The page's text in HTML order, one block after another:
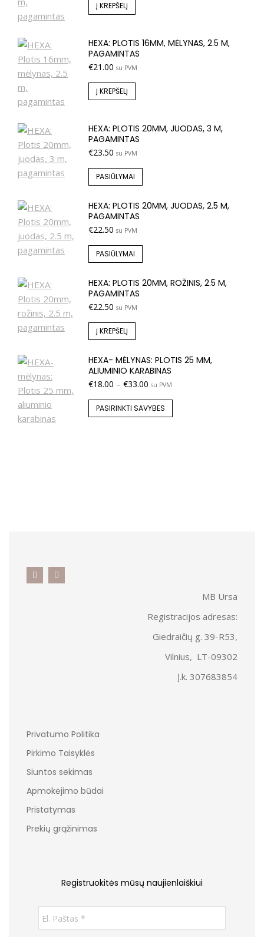
Į KREPŠELĮ
HEXA: PLOTIS 16MM, MĖLYNAS, 2.5 M,
PAGAMINTAS
€21.00 su PVM
Į KREPŠELĮ
HEXA: PLOTIS 20MM, JUODAS, 3 M,
PAGAMINTAS
€23.50 su PVM
PASIŪLYMAI
HEXA: PLOTIS 20MM, JUODAS, 2.5 M,
PAGAMINTAS
€22.50 su PVM
PASIŪLYMAI
HEXA: PLOTIS 20MM, ROŽINIS, 2.5 M,
PAGAMINTAS
€22.50 su PVM
Į KREPŠELĮ
HEXA- MĖLYNAS: PLOTIS 25 MM,
ALIUMINIO KARABINAS
€18.00 – €33.00 su PVM
PASIRINKTI SAVYBES
MB Ursa
Registracijos adresas:
Giedraičių g. 39-R53,
Vilnius, LT-09302
Į.k. 307683854
Privatumo Politika
Pirkimo Taisyklės
Siuntos sekimas
Apmokėjimo būdai
Pristatymas
Prekių grąžinimas
Registruokitės mūsų naujienlaiškiui